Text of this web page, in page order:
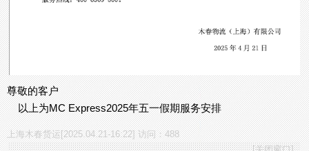
尊敬的客户
以上为MC Express2025年五一假期服务安排
上海木春货运[2025.04.21-16:22] 访问：488